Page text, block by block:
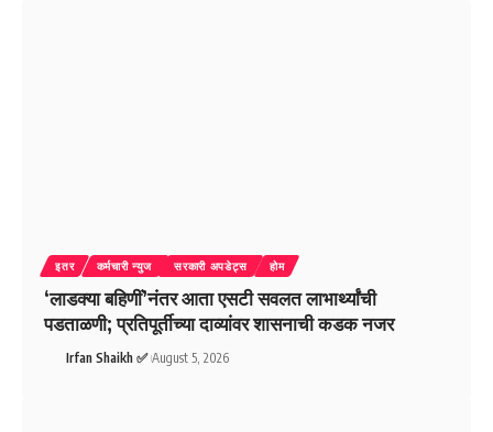
इतर कर्मचारी न्युज सरकारी अपडेट्स होम
‘लाडक्या बहिणीं’नंतर आता एसटी सवलत लाभार्थ्यांची
पडताळणी; प्रतिपूर्तीच्या दाव्यांवर शासनाची कडक नजर
Irfan Shaikh ✅ August 5, 2026